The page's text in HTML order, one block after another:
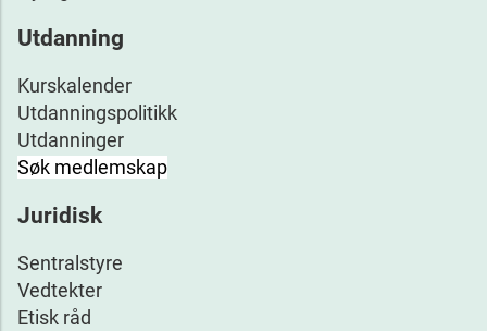
Utdanning
Kurskalender
Utdanningspolitikk
Utdanninger
Søk medlemskap
Juridisk
Sentralstyre
Vedtekter
Etisk råd